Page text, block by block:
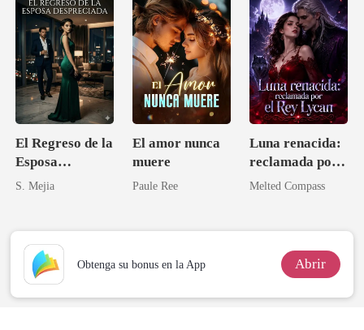
El Regreso de la
Esposa
Despreciada
S. Mejia
El amor nunca
muere
Paule Ree
Luna renacida:
reclamada por
el Rey Lycan
Melted Compass
Obtenga su bonus en la App Abrir